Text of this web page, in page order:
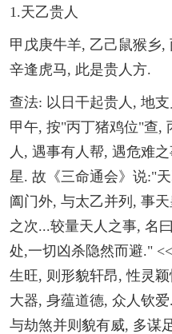
1.天乙贵人
甲戊庚牛羊, 乙己鼠猴乡
辛逢虎马, 此是贵人方.
查法: 以日干起贵人, 地
甲午, 按"丙丁猪鸡位"查,
人, 遇事有人帮, 遇危难
星. 故《三命通会》说:"
阖门外, 与太乙并列, 事
之次...较量天人之事, 名
处,一切凶杀隐然而避."
生旺, 则形貌轩昂, 性灵
大器, 身蕴道德, 众人钦
与劫煞并则貌有威, 多谋